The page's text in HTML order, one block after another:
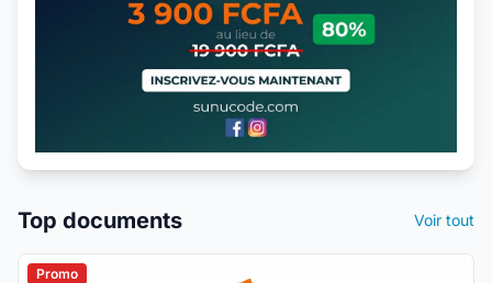
Top documents Voir tout
Promo